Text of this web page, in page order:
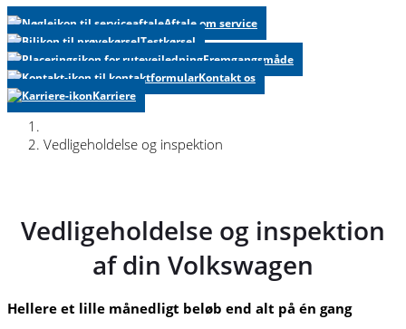
Aftale om service
Testkørsel
Fremgangsmåde
Kontakt os
Karriere
Vedligeholdelse og inspektion
Vedligeholdelse og inspektion
af din Volkswagen
Hellere et lille månedligt beløb end alt på én gang